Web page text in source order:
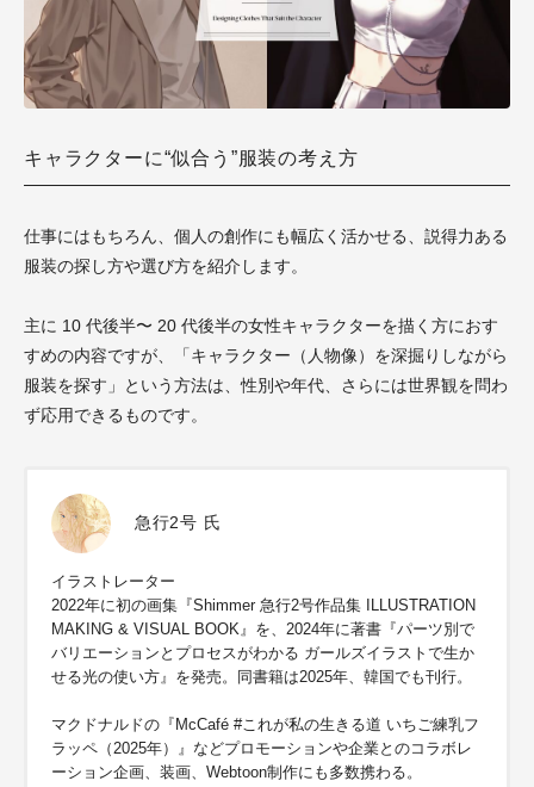
キャラクターに“似合う”服装の考え方
仕事にはもちろん、個人の創作にも幅広く活かせる、説得力ある
服装の探し方や選び方を紹介します。
主に 10 代後半〜 20 代後半の女性キャラクターを描く方におす
すめの内容ですが、「キャラクター（人物像）を深掘りしながら
服装を探す」という方法は、性別や年代、さらには世界観を問わ
ず応用できるものです。
急行2号 氏
イラストレーター
2022年に初の画集『Shimmer 急行2号作品集 ILLUSTRATION
MAKING & VISUAL BOOK』を、2024年に著書『パーツ別で
バリエーションとプロセスがわかる ガールズイラストで生か
せる光の使い方』を発売。同書籍は2025年、韓国でも刊行。
マクドナルドの『McCafé #これが私の生きる道 いちご練乳フ
ラッペ（2025年）』などプロモーションや企業とのコラボレ
ーション企画、装画、Webtoon制作にも多数携わる。